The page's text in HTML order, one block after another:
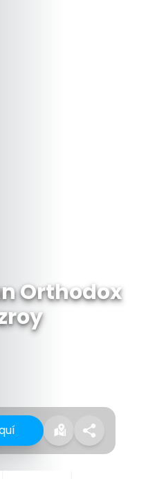
Orthodox